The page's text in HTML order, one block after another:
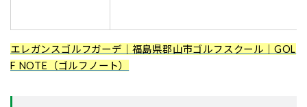
エレガンスゴルフガーデ｜福島県郡山市ゴルフスクール｜GOL
F NOTE（ゴルフノート）